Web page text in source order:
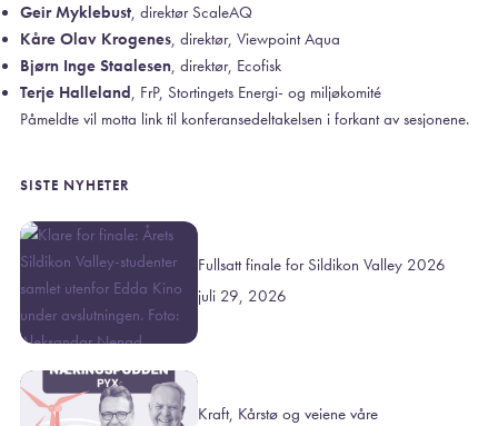
Geir Myklebust, direktør ScaleAQ
Kåre Olav Krogenes, direktør, Viewpoint Aqua
Bjørn Inge Staalesen, direktør, Ecofisk
Terje Halleland, FrP, Stortingets Energi- og miljøkomité
Påmeldte vil motta link til konferansedeltakelsen i forkant av sesjonene.
SISTE NYHETER
Fullsatt finale for Sildikon Valley 2026
juli 29, 2026
Kraft, Kårstø og veiene våre